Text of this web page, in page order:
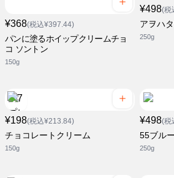
¥368(税込¥397.44)
パンに塗るホイップクリームチョ
コ ソントン
150g
¥498(税
アヲハ
250g
¥198(税込¥213.84)
チョコレートクリーム
150g
¥498(税
55ブル
250g